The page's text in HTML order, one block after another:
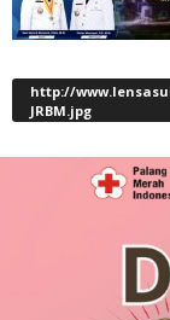
http://
JRBM.jpg